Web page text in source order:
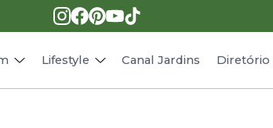
Lifestyle
Receitas
Canal Jardins Diretório